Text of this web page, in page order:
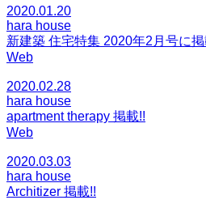
2020.01.20
hara house
新建築 住宅特集 2020年2月号に掲
Web
2020.02.28
hara house
apartment therapy 掲載!!
Web
2020.03.03
hara house
Architizer 掲載!!